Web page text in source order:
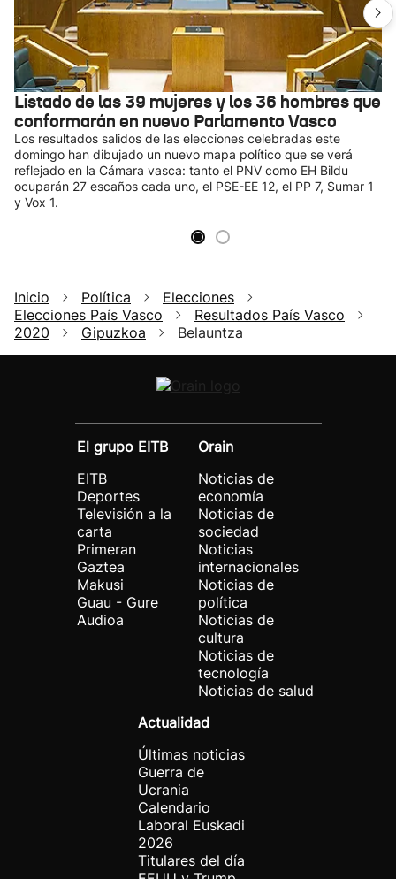
Listado de las 39 mujeres y los 36 hombres que
conformarán en nuevo Parlamento Vasco
Los resultados salidos de las elecciones celebradas este
domingo han dibujado un nuevo mapa político que se verá
reflejado en la Cámara vasca: tanto el PNV como EH Bildu
ocuparán 27 escaños cada uno, el PSE-EE 12, el PP 7, Sumar 1
y Vox 1.
Inicio Política
Elecciones
Elecciones País Vasco
Resultados País Vasco
2020
Gipuzkoa Belauntza
El grupo EITB
EITB
Deportes
Televisión a la
carta
Primeran
Gaztea
Makusi
Guau - Gure
Audioa
Orain
Noticias de
economía
Noticias de
sociedad
Noticias
internacionales
Noticias de
política
Noticias de
cultura
Noticias de
tecnología
Noticias de salud
Actualidad
Últimas noticias
Guerra de
Ucrania
Calendario
Laboral Euskadi
2026
Titulares del día